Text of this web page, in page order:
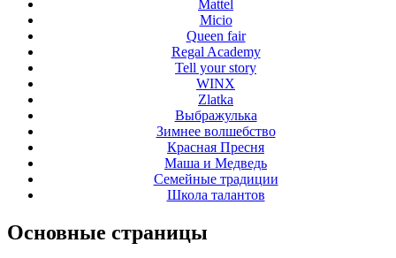
Mattel
Micio
Queen fair
Regal Academy
Tell your story
WINX
Zlatka
Выбражулька
Зимнее волшебство
Красная Пресня
Маша и Медведь
Семейные традиции
Школа талантов
Основные страницы